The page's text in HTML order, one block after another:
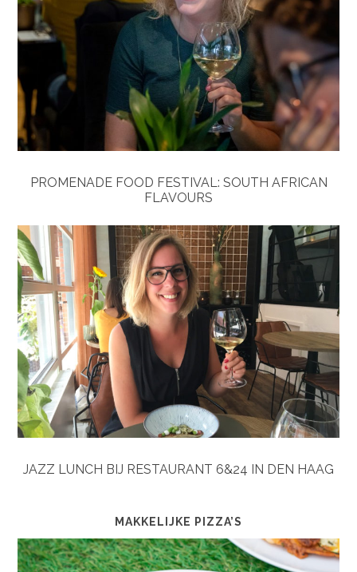
PROMENADE FOOD FESTIVAL: SOUTH AFRICAN
FLAVOURS
JAZZ LUNCH BIJ RESTAURANT 6&24 IN DEN HAAG
MAKKELIJKE PIZZA’S